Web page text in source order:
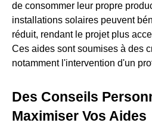
de consommer leur propre
installations solaires peuvent
réduit, rendant le projet plus
Ces aides sont soumises à des
notamment l'intervention d'un
Des Conseils
Maximiser Vos Aides